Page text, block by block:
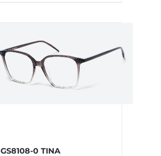
GS8108-0 TINA